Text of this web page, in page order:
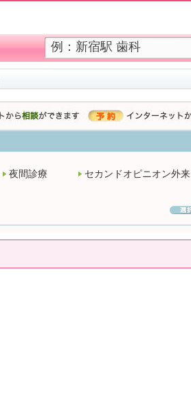
夜間診療
セカンドオピニオン外来